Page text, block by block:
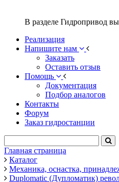
В разделе Гидропривод
Реализация
Напишите нам
Заказать
Оставить отзыв
Помощь
Документация
Подбор аналогов
Контакты
Форум
Заказ гидростанции
Главная страница
Каталог
Механика, оснастка,
Duplomatic (Дупломатик)